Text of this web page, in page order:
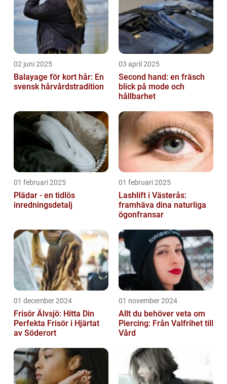
02 juni 2025
Balayage för kort hår: En
svensk hårvårdstradition
03 april 2025
Second hand: en fräsch
blick på mode och
hållbarhet
01 februari 2025
Plädar - en tidlös
inredningsdetalj
01 februari 2025
Lashlift i Västerås:
framhäva dina naturliga
ögonfransar
01 december 2024
Frisör Älvsjö: Hitta Din
Perfekta Frisör i Hjärtat
av Söderort
01 november 2024
Allt du behöver veta om
Piercing: Från Valfrihet till
Vård